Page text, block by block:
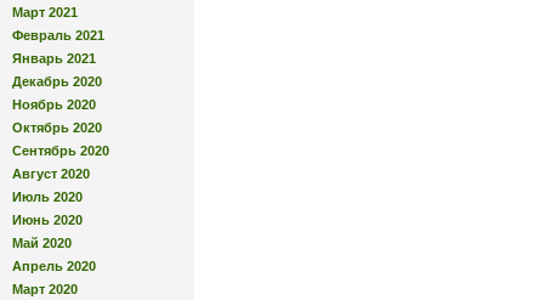
Март 2021
Февраль 2021
Январь 2021
Декабрь 2020
Ноябрь 2020
Октябрь 2020
Сентябрь 2020
Август 2020
Июль 2020
Июнь 2020
Май 2020
Апрель 2020
Март 2020